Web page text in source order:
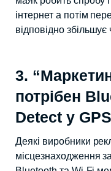
інтернет а потім
відповідно
3.
потрібен
Detect у
Деякі виробники
місцезнаходження